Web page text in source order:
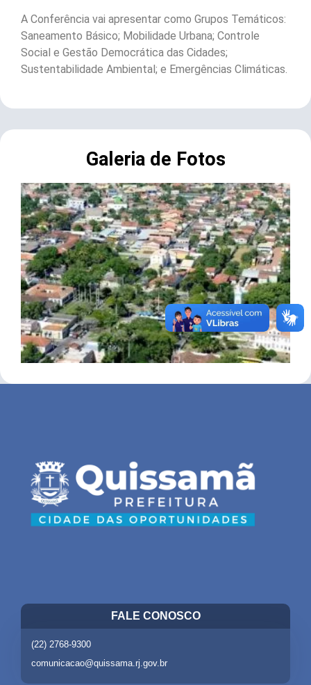
A Conferência vai apresentar como Grupos Temáticos:
Saneamento Básico; Mobilidade Urbana; Controle
Social e Gestão Democrática das Cidades;
Sustentabilidade Ambiental; e Emergências Climáticas.
Galeria de Fotos
FALE CONOSCO
(22) 2768-9300
comunicacao@quissama.rj.gov.br